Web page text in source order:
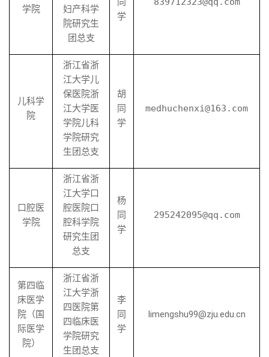
学院
妇产科学
院研究生
团总支
学
儿科学
院
浙江省浙
江大学儿
保医院浙
江大学医
学院儿科
学院研究
生团总支
胡
同
学
medhuchenxi@163.com
口腔医
学院
浙江省浙
江大学口
腔医院口
腔科学院
研究生团
总支
杨
同
学
295242095@qq.com
第四临
床医学
院（国
际医学
院）
浙江省浙
江大学浙
四医院第
四临床医
学院研究
生团总支
李
同
学
limengshu99@zju.edu.cn